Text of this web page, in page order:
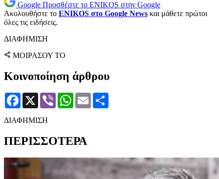
Google Προσθέστε το ENIKOS στην Google
Ακολουθήστε το ENIKOS στο Google News και μάθετε πρώτοι
όλες τις ειδήσεις.
ΔΙΑΦΗΜΙΣΗ
ΜΟΙΡΑΣΟΥ ΤΟ
Κοινοποίηση άρθρου
Facebook
X Viber WhatsApp
Email
ΔΙΑΦΗΜΙΣΗ
ΠΕΡΙΣΣΟΤΕΡΑ